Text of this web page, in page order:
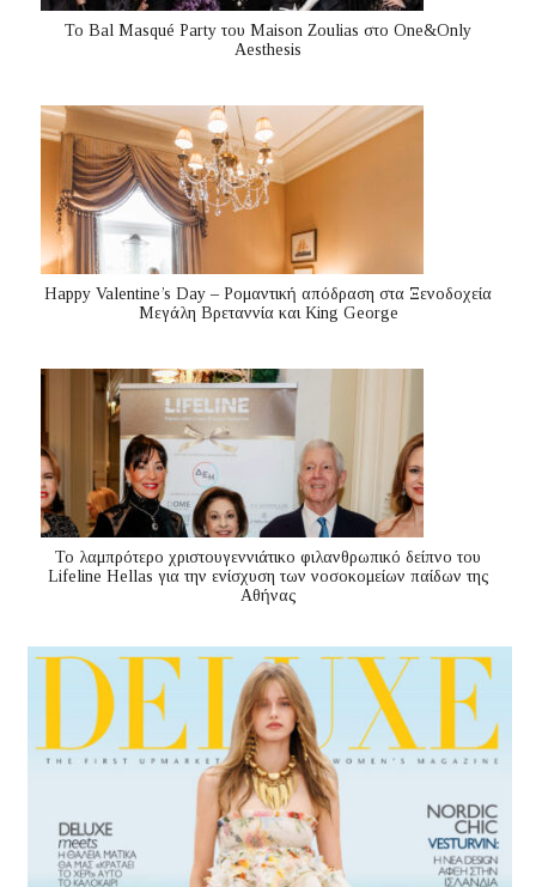
Το Bal Masqué Party του Maison Zoulias στο One&Only
Aesthesis
Happy Valentine’s Day – Ρομαντική απόδραση στα Ξενοδοχεία
Μεγάλη Βρεταννία και King George
Το λαμπρότερο χριστουγεννιάτικο φιλανθρωπικό δείπνο του
Lifeline Hellas για την ενίσχυση των νοσοκομείων παίδων της
Αθήνας